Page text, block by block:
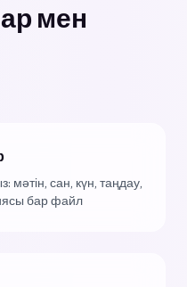
мен
мәтін, сан, күн, таңдау,
бар файл